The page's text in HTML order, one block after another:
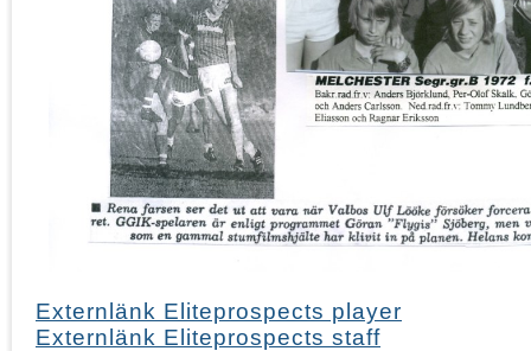
Externlänk Eliteprospects player
Externlänk Eliteprospects staff